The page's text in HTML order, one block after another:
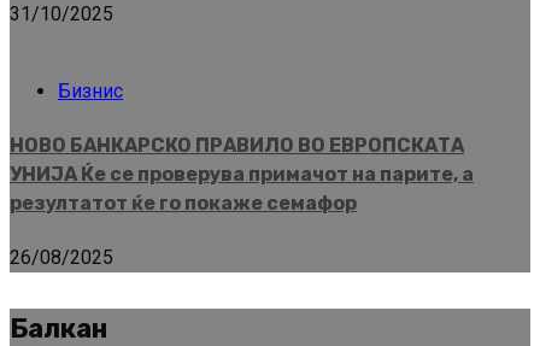
31/10/2025
Бизнис
НОВО БАНКАРСКО ПРАВИЛО ВО ЕВРОПСКАТА
УНИЈА Ќе се проверува примачот на парите, а
резултатот ќе го покаже семафор
26/08/2025
Балкан